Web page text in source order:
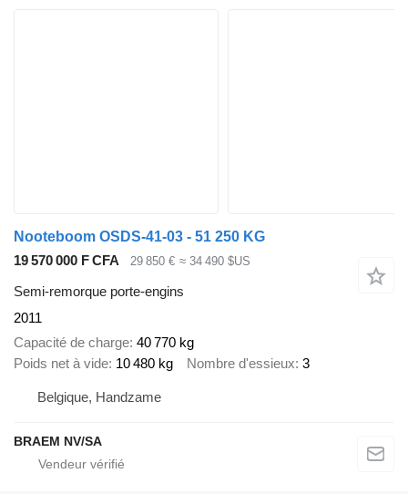
Nooteboom OSDS-41-03 - 51 250 KG
19 570 000 F CFA
29 850 € ≈ 34 490 $US
Semi-remorque porte-engins
2011
Capacité de charge 40 770 kg
Poids net à vide 10 480 kg Nombre d'essieux 3
Belgique, Handzame
BRAEM NV/SA